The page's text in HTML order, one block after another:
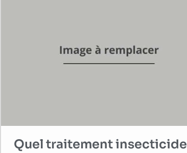
Quel traitement insecticide